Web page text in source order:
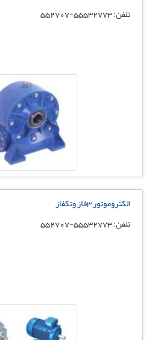
تلفن: 55532773-552707
الکتروموتور 3فاز وتکفاز
تلفن: 55532773-552707